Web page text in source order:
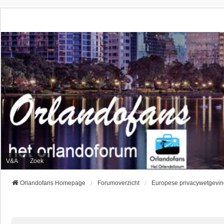
V&A Zoek
Orlandofans Homepage Forumoverzicht Europese